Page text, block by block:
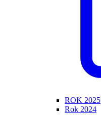
ROK 2025
Rok 2024